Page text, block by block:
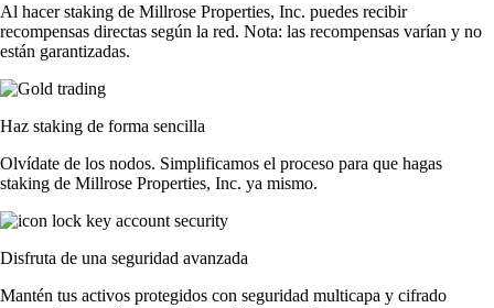
Al hacer staking de Millrose Properties, Inc. puedes recibir
recompensas directas según la red. Nota: las recompensas varían y no
están garantizadas.
Haz staking de forma sencilla
Olvídate de los nodos. Simplificamos el proceso para que hagas
staking de Millrose Properties, Inc. ya mismo.
Disfruta de una seguridad avanzada
Mantén tus activos protegidos con seguridad multicapa y cifrado